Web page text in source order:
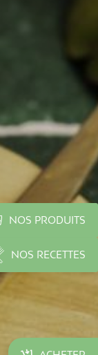
NOS PRODUITS
NOS RECETTES